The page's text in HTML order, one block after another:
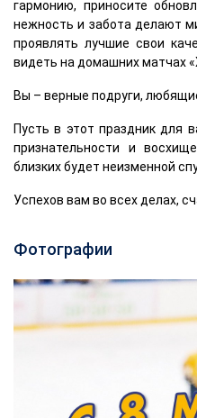
гармонию, приносите
нежность и забота делают
проявлять лучшие свои
видеть на домашних матчах
Вы – верные подруги,
Пусть в этот праздник для
признательности и
близких будет неизменной
Успехов вам во всех делах,
Фотографии